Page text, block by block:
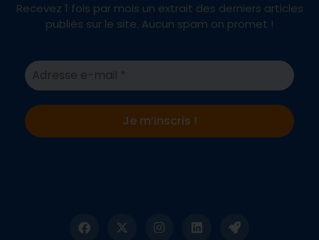
Recevez 1 fois par mois un extrait des derniers articles
publiés sur le site. Aucun spam on promet !